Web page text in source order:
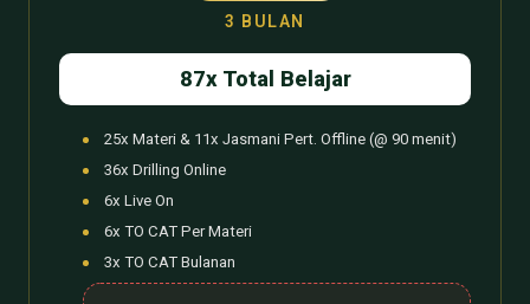
3 BULAN
87x Total Belajar
25x Materi & 11x Jasmani Pert. Offline (@ 90 menit)
36x Drilling Online
6x Live On
6x TO CAT Per Materi
3x TO CAT Bulanan